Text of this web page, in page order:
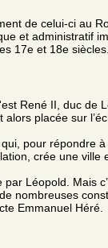
de celui-ci au
et administratif
17e et 18e
René II, duc de
placée sur
pour répondre à
crée une ville
Léopold. Mais
nombreuses
Emmanuel Héré.